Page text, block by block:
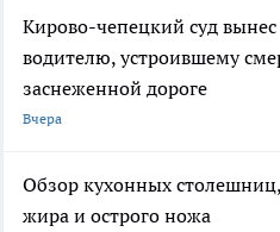
Кирово-чепецкий суд
водителю, устроившему
заснеженной дороге
Вчера
Обзор кухонных
жира и острого ножа